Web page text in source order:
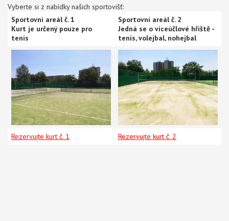
Vyberte si z nabídky našich sportovišť:
Sportovní areál č. 1
Kurt je určený pouze pro
tenis
Sportovní areál č. 2
Jedná se o víceúčlové hřiště -
tenis, volejbal, nohejbal
Rezervujte kurt č. 1 Rezervujte kurt č. 2